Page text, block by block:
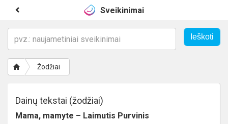
Sveikinimai
Žodžiai
Dainų tekstai (žodžiai)
Mama, mamyte – Laimutis Purvinis